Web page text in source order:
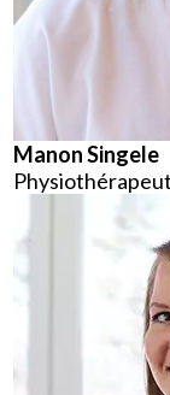
Manon Singele